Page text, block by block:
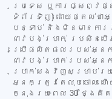
ប្រទេស ឬការផ្សព្វ
ទំព័រទិញ) ដោយផ្តល់ថាអ្
បន្ទាប់ និងមិនមានកា
ជាវបង់ប្រាក់ ប្រសិន
ប្រើផលិតផលរបស់អ្ន
ជាវបង់ប្រាក់របស់អ្
ប្រាក់សងវិញសម្រាប់រ
អ្នកត្រូវតែលុបចោល ហ
ក្នុងរយៈពេល 30 ថ្ង